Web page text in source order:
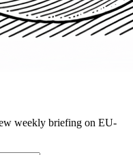
weekly briefing on EU-